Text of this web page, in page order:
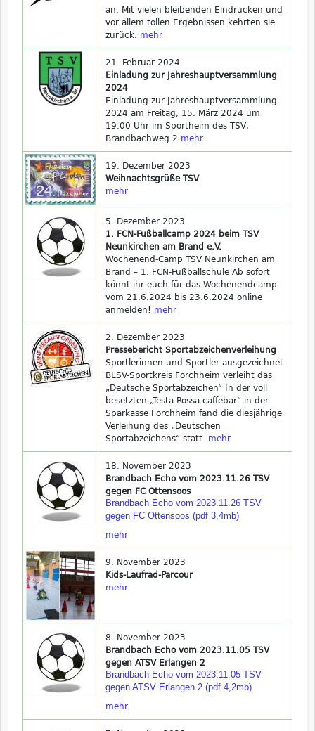
an. Mit vielen bleibenden Eindrücken und
vor allem tollen Ergebnissen kehrten sie
zurück. mehr
21. Februar 2024
Einladung zur Jahreshauptversammlung
2024
Einladung zur Jahreshauptversammlung
2024 am Freitag, 15. März 2024 um
19.00 Uhr im Sportheim des TSV,
Brandbachweg 2 mehr
19. Dezember 2023
Weihnachtsgrüße TSV
mehr
5. Dezember 2023
1. FCN-Fußballcamp 2024 beim TSV
Neunkirchen am Brand e.V.
Wochenend-Camp TSV Neunkirchen am
Brand – 1. FCN-Fußballschule Ab sofort
könnt ihr euch für das Wochenendcamp
vom 21.6.2024 bis 23.6.2024 online
anmelden! mehr
2. Dezember 2023
Pressebericht Sportabzeichenverleihung
Sportlerinnen und Sportler ausgezeichnet
BLSV-Sportkreis Forchheim verleiht das
„Deutsche Sportabzeichen“ In der voll
besetzten „Testa Rossa caffebar“ in der
Sparkasse Forchheim fand die diesjährige
Verleihung des „Deutschen
Sportabzeichens“ statt. mehr
18. November 2023
Brandbach Echo vom 2023.11.26 TSV
gegen FC Ottensoos
Brandbach Echo vom 2023.11.26 TSV
gegen FC Ottensoos (pdf 3,4mb)
mehr
9. November 2023
Kids-Laufrad-Parcour
mehr
8. November 2023
Brandbach Echo vom 2023.11.05 TSV
gegen ATSV Erlangen 2
Brandbach Echo vom 2023.11.05 TSV
gegen ATSV Erlangen 2 (pdf 4,2mb)
mehr